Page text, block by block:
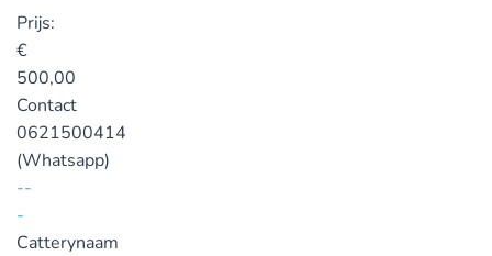
Prijs:
€
500,00
Contact
0621500414
(Whatsapp)
--
-
Catterynaam